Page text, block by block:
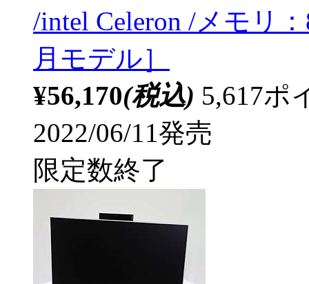
/intel Celeron /メモリ
月モデル］
¥56,170(税込) 5,617ポ
2022/06/11発売
限定数終了